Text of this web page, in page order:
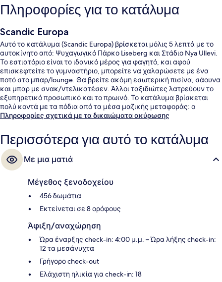
Πληροφορίες για το κατάλυμα
Scandic Europa
Αυτό το κατάλυμα (Scandic Europa) βρίσκεται μόλις 5 λεπτά με το
αυτοκίνητο από: Ψυχαγωγικό Πάρκο Liseberg και Στάδιο Nya Ullevi.
Το εστιατόριο είναι το ιδανικό μέρος για φαγητό, και αφού
επισκεφτείτε το γυμναστήριο, μπορείτε να χαλαρώσετε με ένα
ποτό στο μπαρ/lounge. Θα βρείτε ακόμη εσωτερική πισίνα, σάουνα
και μπαρ με σνακ/ντελικατέσεν. Άλλοι ταξιδιώτες λατρεύουν το
εξυπηρετικό προσωπικό και το πρωινό. Το κατάλυμα βρίσκεται
πολύ κοντά με τα πόδια από τα μέσα μαζικής μεταφοράς: ο
σταθμός Στάση Τραμ Nordstan είναι μερικά μόλις βήματα μακριά
απόσταση 3 λεπτών.
Πληροφορίες σχετικά με τα δικαιώματα ακύρωσης
Περισσότερα για αυτό το κατάλυμα
Με μια ματιά
Μέγεθος ξενοδοχείου
456 δωμάτια
Εκτείνεται σε 8 ορόφους
Άφιξη/αναχώρηση
Ώρα έναρξης check-in: 4:00 μ.μ. – Ώρα λήξης check-in:
12 τα μεσάνυχτα
Γρήγορο check-out
Ελάχιστη ηλικία για check-in: 18